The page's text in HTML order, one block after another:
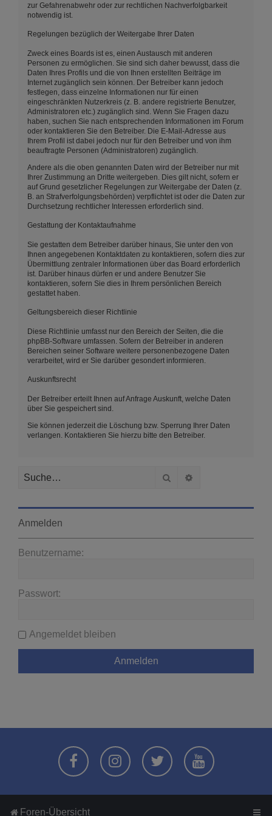
zur Gefahrenabwehr oder zur rechtlichen Nachverfolgbarkeit
notwendig ist.
Regelungen bezüglich der Weitergabe Ihrer Daten
Zweck eines Boards ist es, einen Austausch mit anderen
Personen zu ermöglichen. Sie sind sich daher bewusst, dass die
Daten Ihres Profils und die von Ihnen erstellten Beiträge im
Internet zugänglich sein können. Der Betreiber kann jedoch
festlegen, dass einzelne Informationen nur für einen
eingeschränkten Nutzerkreis (z. B. andere registrierte Benutzer,
Administratoren etc.) zugänglich sind. Wenn Sie Fragen dazu
haben, suchen Sie nach entsprechenden Informationen im Forum
oder kontaktieren Sie den Betreiber. Die E-Mail-Adresse aus
Ihrem Profil ist dabei jedoch nur für den Betreiber und von ihm
beauftragte Personen (Administratoren) zugänglich.
Andere als die oben genannten Daten wird der Betreiber nur mit
Ihrer Zustimmung an Dritte weitergeben. Dies gilt nicht, sofern er
auf Grund gesetzlicher Regelungen zur Weitergabe der Daten (z.
B. an Strafverfolgungsbehörden) verpflichtet ist oder die Daten zur
Durchsetzung rechtlicher Interessen erforderlich sind.
Gestattung der Kontaktaufnahme
Sie gestatten dem Betreiber darüber hinaus, Sie unter den von
Ihnen angegebenen Kontaktdaten zu kontaktieren, sofern dies zur
Übermittlung zentraler Informationen über das Board erforderlich
ist. Darüber hinaus dürfen er und andere Benutzer Sie
kontaktieren, sofern Sie dies in Ihrem persönlichen Bereich
gestattet haben.
Geltungsbereich dieser Richtlinie
Diese Richtlinie umfasst nur den Bereich der Seiten, die die
phpBB-Software umfassen. Sofern der Betreiber in anderen
Bereichen seiner Software weitere personenbezogene Daten
verarbeitet, wird er Sie darüber gesondert informieren.
Auskunftsrecht
Der Betreiber erteilt Ihnen auf Anfrage Auskunft, welche Daten
über Sie gespeichert sind.
Sie können jederzeit die Löschung bzw. Sperrung Ihrer Daten
verlangen. Kontaktieren Sie hierzu bitte den Betreiber.
Suche
Anmelden
Benutzername:
Passwort:
Angemeldet bleiben
Foren-Übersicht